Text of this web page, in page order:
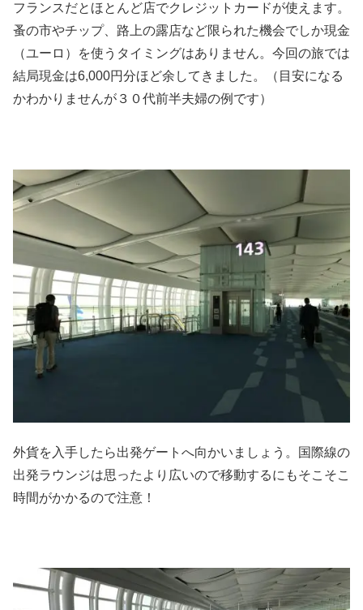
フランスだとほとんど店でクレジットカードが使えます。
蚤の市やチップ、路上の露店など限られた機会でしか現金
（ユーロ）を使うタイミングはありません。今回の旅では
結局現金は6,000円分ほど余してきました。（目安になる
かわかりませんが３０代前半夫婦の例です）
外貨を入手したら出発ゲートへ向かいましょう。国際線の
出発ラウンジは思ったより広いので移動するにもそこそこ
時間がかかるので注意！